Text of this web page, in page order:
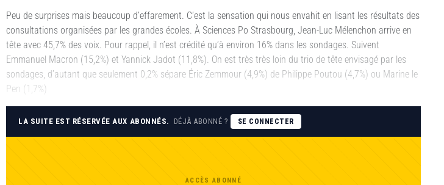
Peu de surprises mais beaucoup d’effarement. C’est la sensation qui nous envahit en lisant les résultats des
consultations organisées par les grandes écoles. À Sciences Po Strasbourg, Jean-Luc Mélenchon arrive en
tête avec 45,7% des voix. Pour rappel, il n’est crédité qu’à environ 16% dans les sondages. Suivent
Emmanuel Macron (15,2%) et Yannick Jadot (11,8%). On est très très loin du trio de tête envisagé par les
sondages, d’autant que seulement 0,2% sépare Éric Zemmour (4,9%) de Philippe Poutou (4,7%) ou Marine le
Pen (1,7%)
LA SUITE EST RÉSERVÉE AUX ABONNÉS. DÉJÀ ABONNÉ ? SE CONNECTER
ACCÈS ABONNÉ